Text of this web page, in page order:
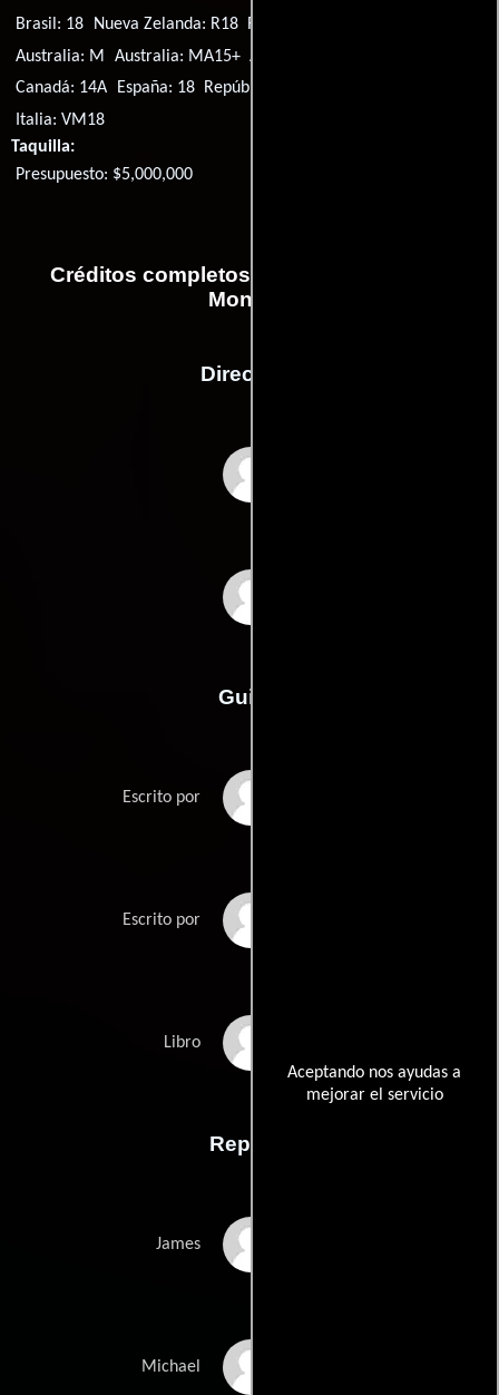
Aceptando nos ayudas a
mejorar el servicio
Brasil: 18 Nueva Zelanda: R18 Reino Unido: 18
Australia: M
Australia: MA15+ Alemania: 16
Canadá: 14A
España: 18 República Checa: 15
Italia: VM18
Taquilla:
Presupuesto: $5,000,000
Créditos completos de la película Party
Monster
Dirección
Guión
Escrito por
Escrito por
Libro
Reparto
James
Michael